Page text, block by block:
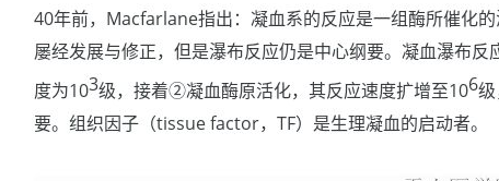
40年前，Macfarlane指出：凝血系的反应是一组酶所催化
屡经发展与修正，但是瀑布反应仍是中心纲要。凝血瀑布
度为103级，接着②凝血酶原活化，其反应速度扩增至106
要。组织因子（tissue factor，TF）是生理凝血的启动者。